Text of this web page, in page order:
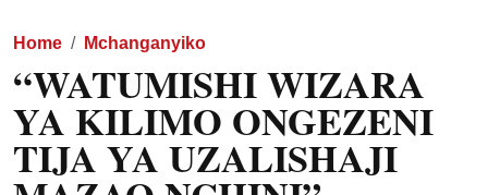
Home Mchanganyiko
“WATUMISHI WIZARA
YA KILIMO ONGEZENI
TIJA YA UZALISHAJI